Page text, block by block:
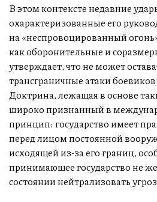
В этом контексте недавние
охарактеризованные его
на «неспровоцированный
как оборонительные и
утверждает, что не может
трансграничные атаки
Доктрина, лежащая в основе
широко признанный в
принцип: государство имеет
перед лицом постоянной
исходящей из-за его границ,
принимающее государство не
состоянии нейтрализовать